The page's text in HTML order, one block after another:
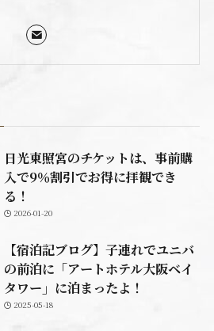
日光東照宮のチケットは、事前購
入で9％割引でお得に拝観でき
る！
2026-01-20
【宿泊記ブログ】子連れでユニバ
の前泊に「アートホテル大阪ベイ
タワー」に泊まったよ！
2025-05-18